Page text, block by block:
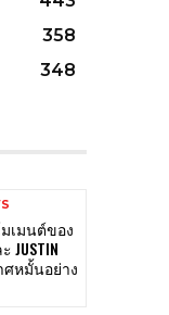
358
348
เมนต์ของ
JUSTIN
ศหมั้นอย่าง